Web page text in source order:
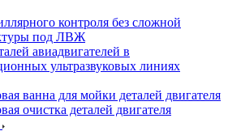
контроля без сложной
под ЛВЖ
авиадвигателей в
ультразвуковых линиях
ванна для мойки деталей двигателя
очистка деталей двигателя